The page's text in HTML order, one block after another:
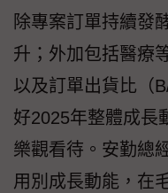
除專案訂單持續發
升；外加包括醫療
以及訂單出貨比（
好2025年整體成長
樂觀看待。安勤總
用別成長動能，在